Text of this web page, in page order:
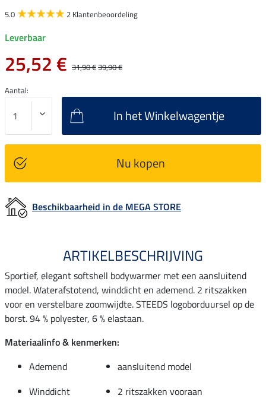
5.0 2 Klantenbeoordeling
Leverbaar
25,52 € 31,90 €39,90 €
Aantal:
In het Winkelwagentje
Nu kopen
Beschikbaarheid in de MEGA STORE
ARTIKELBESCHRIJVING
Sportief, elegant softshell bodywarmer met een aansluitend
model. Waterafstotend, winddicht en ademend. 2 ritszakken
voor en verstelbare zoomwijdte. STEEDS logoborduursel op de
borst. 94 % polyester, 6 % elastaan.
Materiaalinfo & kenmerken:
Ademend
aansluitend model
Winddicht
2 ritszakken vooraan